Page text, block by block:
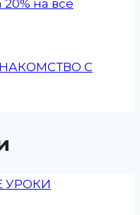
на все
С